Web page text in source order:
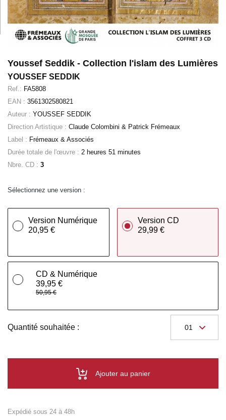
Youssef Seddik - Collection l'islam des Lumières
YOUSSEF SEDDIK
Ref.: FA5808
EAN : 3561302580821
Auteur : YOUSSEF SEDDIK
Direction Artistique : Claude Colombini & Patrick Frémeaux
Label : Frémeaux & Associés
Durée totale de l'œuvre : 2 heures 51 minutes
Nbre. CD : 3
Sélectionnez une version :
Version Numérique
20,95 €
Version CD
29,99 €
CD & Numérique
39,95 €
50,95 €
Quantité souhaitée :
Ajouter au panier
Expédié sous 24 à 48h